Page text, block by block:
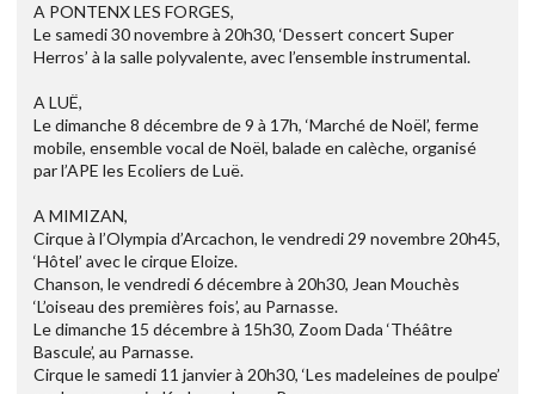
A PONTENX LES FORGES,
Le samedi 30 novembre à 20h30, ‘Dessert concert Super
Herros’ à la salle polyvalente, avec l’ensemble instrumental.
A LUË,
Le dimanche 8 décembre de 9 à 17h, ‘Marché de Noël’, ferme
mobile, ensemble vocal de Noël, balade en calèche, organisé
par l’APE les Ecoliers de Luë.
A MIMIZAN,
Cirque à l’Olympia d’Arcachon, le vendredi 29 novembre 20h45,
‘Hôtel’ avec le cirque Eloize.
Chanson, le vendredi 6 décembre à 20h30, Jean Mouchès
‘L’oiseau des premières fois’, au Parnasse.
Le dimanche 15 décembre à 15h30, Zoom Dada ‘Théâtre
Bascule’, au Parnasse.
Cirque le samedi 11 janvier à 20h30, ‘Les madeleines de poulpe’